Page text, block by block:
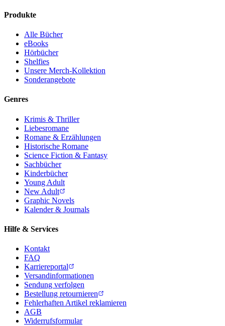
Produkte
Alle Bücher
eBooks
Hörbücher
Shelfies
Unsere Merch-Kollektion
Sonderangebote
Genres
Krimis & Thriller
Liebesromane
Romane & Erzählungen
Historische Romane
Science Fiction & Fantasy
Sachbücher
Kinderbücher
Young Adult
New Adult
Graphic Novels
Kalender & Journals
Hilfe & Services
Kontakt
FAQ
Karriereportal
Versandinformationen
Sendung verfolgen
Bestellung retournieren
Fehlerhaften Artikel reklamieren
AGB
Widerrufsformular